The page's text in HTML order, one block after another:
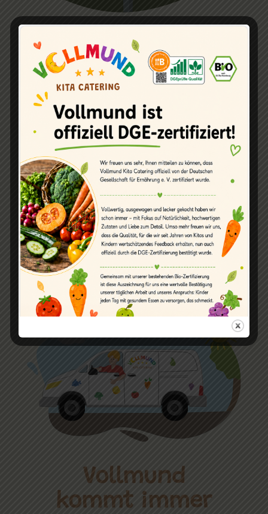
Vorsicht, heiß
und lecker!
Kundinnen und Kunden haben Hunger!
Ist das Essen fertig, füllen wir es in
Edelstahl-Gastronorm-Behälter und
verpacken es in Thermokisten. So
behält das Essen seine Temperatur
und kommt heiß auf den Kinder-Tisch.
WEITER GEHT'S
Vollmund
kommt immer